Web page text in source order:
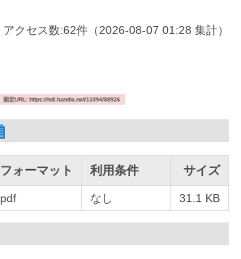
アクセス数:62件 （2026-08-07 01:28 集計）
固定URL: https://hdl.handle.net/11094/88926
フォーマット 利用条件 サイズ
pdf なし 31.1 KB